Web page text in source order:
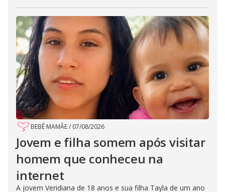
BEBÊ MAMÃE/ 07/08/2026
Jovem e filha somem após visitar
homem que conheceu na
internet
A jovem Veridiana de 18 anos e sua filha Tayla de um ano